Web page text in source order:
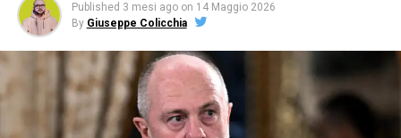
Published 3 mesi ago on 14 Maggio 2026
By Giuseppe Colicchia